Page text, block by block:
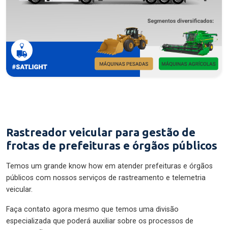
Rastreador veicular para gestão de
frotas de prefeituras e órgãos públicos
Temos um grande know how em atender prefeituras e órgãos
públicos com nossos serviços de rastreamento e telemetria
veicular.
Faça contato agora mesmo que temos uma divisão
especializada que poderá auxiliar sobre os processos de